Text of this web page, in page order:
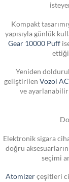
Kompakt
yapısıyla günlük
Gear 10000 Puff
ettiği
Yeniden
geliştirilen Vozol
ve
Elektronik sigara
doğru
seçimi
Atomizerçeşitleri